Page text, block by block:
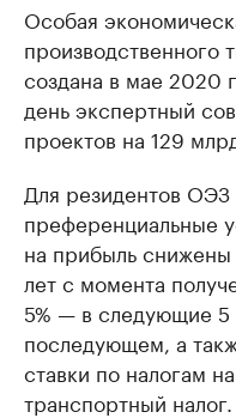
Особая
производственного
создана в мае 2020
день экспертный
проектов на 129
Для резидентов ОЭЗ
преференциальные
на прибыль
лет с момента
5% — в следующие 5
последующем, а
ставки по налогам
транспортный налог.